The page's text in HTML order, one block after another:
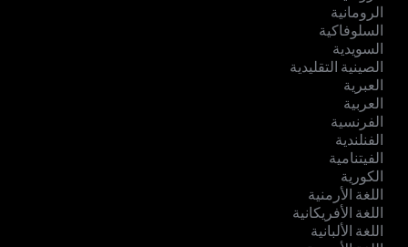
الرومانية
السلوفاكية
السويدية
الصينية التقليدية
العبرية
العربية
الفرنسية
الفنلندية
الفيتنامية
الكورية
اللغة الأرمنية
اللغة الأفريكانية
اللغة الألبانية